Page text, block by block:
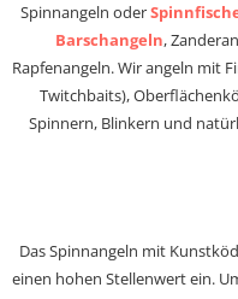
Spinnangeln oder
Barschangeln,
Rapfenangeln. Wir angeln mit
Twitchbaits),
Spinnern, Blinkern und
Das Spinnangeln mit
einen hohen Stellenwert ein.